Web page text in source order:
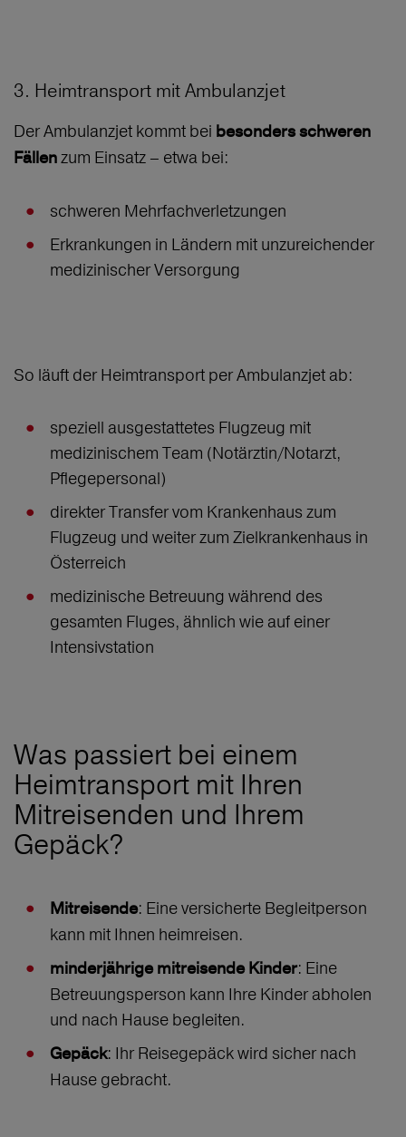
3. Heimtransport mit Ambulanzjet
Der Ambulanzjet kommt bei besonders schweren
Fällenzum Einsatz – etwa bei:
schweren Mehrfachverletzungen
Erkrankungen in Ländern mit unzureichender
medizinischer Versorgung
So läuft der Heimtransport per Ambulanzjet ab:
speziell ausgestattetes Flugzeug mit
medizinischem Team (Notärztin/Notarzt,
Pflegepersonal)
direkter Transfer vom Krankenhaus zum
Flugzeug und weiter zum Zielkrankenhaus in
Österreich
medizinische Betreuung während des
gesamten Fluges, ähnlich wie auf einer
Intensivstation
Was passiert bei einem
Heimtransport mit Ihren
Mitreisenden und Ihrem
Gepäck?
Mitreisende: Eine versicherte Begleitperson
kann mit Ihnen heimreisen.
minderjährige mitreisende Kinder: Eine
Betreuungsperson kann Ihre Kinder abholen
und nach Hause begleiten.
Gepäck: Ihr Reisegepäck wird sicher nach
Hause gebracht.